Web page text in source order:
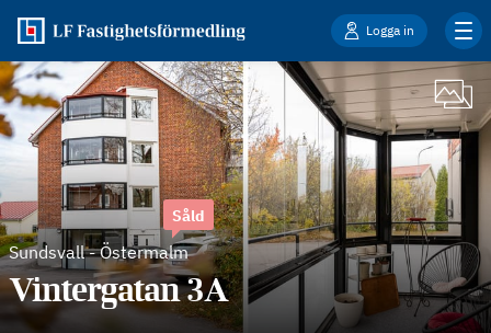
Logga in
Sundsvall-Östermalm
Såld
Vintergatan 3A